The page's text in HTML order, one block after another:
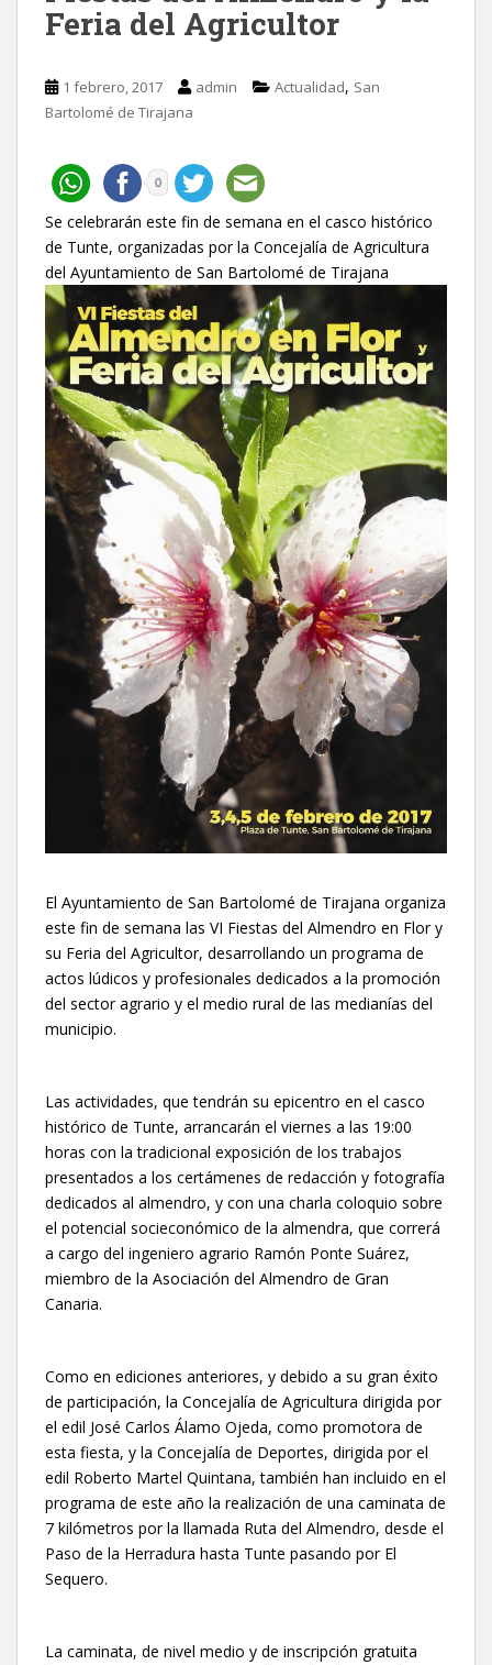
Feria del Agricultor
1 febrero, 2017 admin Actualidad, San
Bartolomé de Tirajana
0
Se celebrarán este fin de semana en el casco histórico
de Tunte, organizadas por la Concejalía de Agricultura
del Ayuntamiento de San Bartolomé de Tirajana
El Ayuntamiento de San Bartolomé de Tirajana organiza
este fin de semana las VI Fiestas del Almendro en Flor y
su Feria del Agricultor, desarrollando un programa de
actos lúdicos y profesionales dedicados a la promoción
del sector agrario y el medio rural de las medianías del
municipio.
Las actividades, que tendrán su epicentro en el casco
histórico de Tunte, arrancarán el viernes a las 19:00
horas con la tradicional exposición de los trabajos
presentados a los certámenes de redacción y fotografía
dedicados al almendro, y con una charla coloquio sobre
el potencial socieconómico de la almendra, que correrá
a cargo del ingeniero agrario Ramón Ponte Suárez,
miembro de la Asociación del Almendro de Gran
Canaria.
Como en ediciones anteriores, y debido a su gran éxito
de participación, la Concejalía de Agricultura dirigida por
el edil José Carlos Álamo Ojeda, como promotora de
esta fiesta, y la Concejalía de Deportes, dirigida por el
edil Roberto Martel Quintana, también han incluido en el
programa de este año la realización de una caminata de
7 kilómetros por la llamada Ruta del Almendro, desde el
Paso de la Herradura hasta Tunte pasando por El
Sequero.
La caminata, de nivel medio y de inscripción gratuita